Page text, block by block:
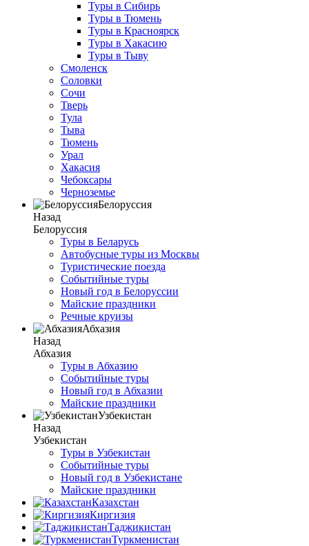
Туры в Сибирь
Туры в Тюмень
Туры в Красноярск
Туры в Хакасию
Туры в Тыву
Смоленск
Соловки
Сочи
Тверь
Тула
Тыва
Тюмень
Урал
Хакасия
Чебоксары
Черноземье
Белоруссия
Назад
Белоруссия
Туры в Беларусь
Автобусные туры из Москвы
Туристические поезда
Событийные туры
Новый год в Белоруссии
Майские праздники
Речные круизы
Абхазия
Назад
Абхазия
Туры в Абхазию
Событийные туры
Новый год в Абхазии
Майские праздники
Узбекистан
Назад
Узбекистан
Туры в Узбекистан
Событийные туры
Новый год в Узбекистане
Майские праздники
Казахстан
Киргизия
Таджикистан
Туркменистан